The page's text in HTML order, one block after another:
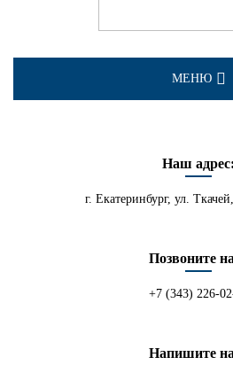
МЕНЮ
УСЛУГИ
ВОПРОС -
ПАРТНЕРЫ
КОНТАКТЫ
Наш адрес:
г. Екатеринбург, ул.
Позвоните
+7 (343) 226-
Напишите